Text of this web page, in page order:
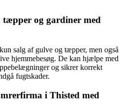
og gardiner med
salg af gulve og tæpper, men også
hjemmebesøg. De kan hjælpe med
og sikrer korrekt
fugtskader.
i Thisted med